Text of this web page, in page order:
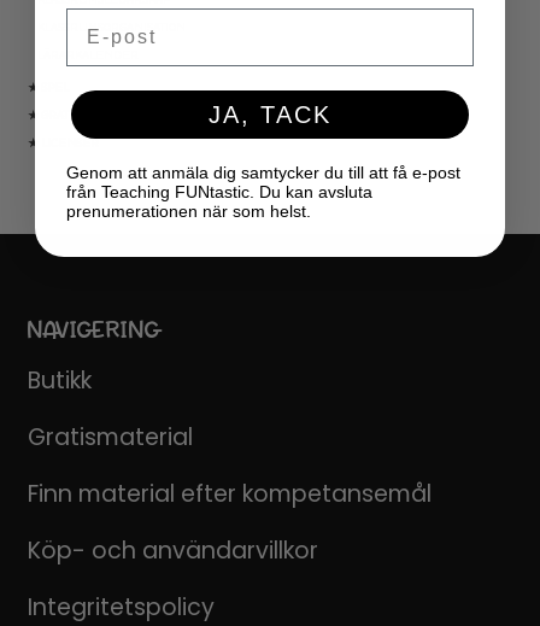
KLASSRUMSORGANISATION
★ SPEL
★ GRATIS
★ LICENSER
NAVIGERING
Butikk
Gratismaterial
Finn material efter kompetansemål
Köp- och användarvillkor
Integritetspolicy
JA, TACK
Genom att anmäla dig samtycker du till att få e-post
från Teaching FUNtastic. Du kan avsluta
prenumerationen när som helst.